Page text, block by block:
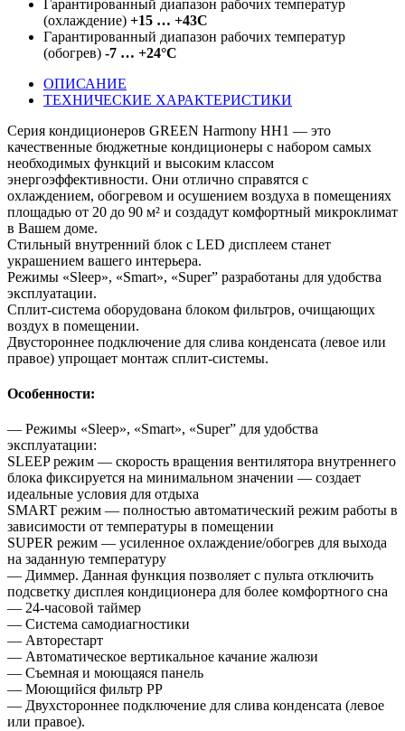
Гарантированный диапазон рабочих температур
(охлаждение) +15 … +43C
Гарантированный диапазон рабочих температур
(обогрев) -7 … +24°C
ОПИСАНИЕ
ТЕХНИЧЕСКИЕ ХАРАКТЕРИСТИКИ
Серия кондиционеров GREEN Harmony HH1 — это
качественные бюджетные кондиционеры с набором самых
необходимых функций и высоким классом
энергоэффективности. Они отлично справятся с
охлаждением, обогревом и осушением воздуха в помещениях
площадью от 20 до 90 м² и создадут комфортный микроклимат
в Вашем доме.
Стильный внутренний блок с LED дисплеем станет
украшением вашего интерьера.
Режимы «Sleep», «Smart», «Super” разработаны для удобства
эксплуатации.
Сплит-система оборудована блоком фильтров, очищающих
воздух в помещении.
Двустороннее подключение для слива конденсата (левое или
правое) упрощает монтаж сплит-системы.
Особенности:
— Режимы «Sleep», «Smart», «Super” для удобства
эксплуатации:
SLEEP режим — скорость вращения вентилятора внутреннего
блока фиксируется на минимальном значении — создает
идеальные условия для отдыха
SMART режим — полностью автоматический режим работы в
зависимости от температуры в помещении
SUPER режим — усиленное охлаждение/обогрев для выхода
на заданную температуру
— Диммер. Данная функция позволяет с пульта отключить
подсветку дисплея кондиционера для более комфортного сна
— 24-часовой таймер
— Система самодиагностики
— Авторестарт
— Автоматическое вертикальное качание жалюзи
— Съемная и моющаяся панель
— Моющийся фильтр PP
— Двухстороннее подключение для слива конденсата (левое
или правое).